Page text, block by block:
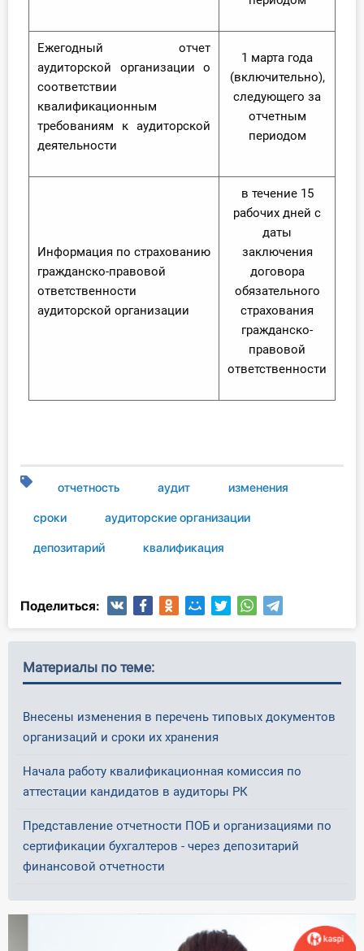
Ежегодный отчет
аудиторской организации о
соответствии
квалификационным
требованиям к аудиторской
деятельности
1 марта года
(включительно),
следующего за
отчетным
периодом
Информация по страхованию
гражданско-правовой
ответственности
аудиторской организации
в течение 15
рабочих дней с
даты
заключения
договора
обязательного
страхования
гражданско-
правовой
ответственности
отчетность аудит изменения
сроки аудиторские организации
депозитарий квалификация
Поделиться:
Материалы по теме:
Внесены изменения в перечень типовых документов
организаций и сроки их хранения
Начала работу квалификационная комиссия по
аттестации кандидатов в аудиторы РК
Представление отчетности ПОБ и организациями по
сертификации бухгалтеров - через депозитарий
финансовой отчетности